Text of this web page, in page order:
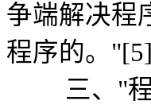
争端解决程
程序的。"[5]
三、"程